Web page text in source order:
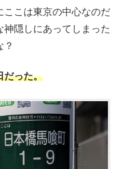
ここは東京の中心なのだ
隠しにあってしまった
？
だった。